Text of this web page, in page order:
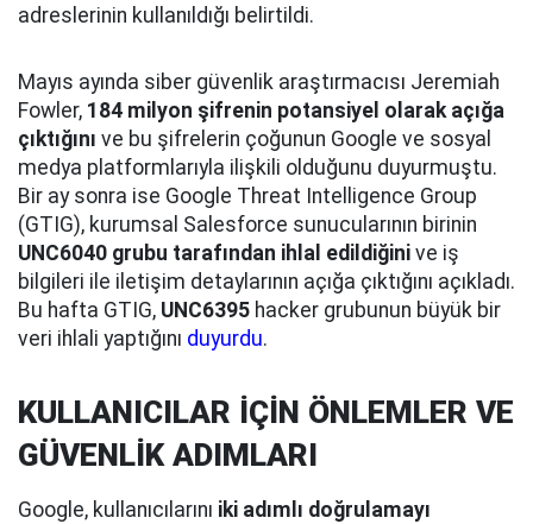
adreslerinin kullanıldığı belirtildi.
Mayıs ayında siber güvenlik araştırmacısı Jeremiah
Fowler, 184 milyon şifrenin potansiyel olarak açığa
çıktığını ve bu şifrelerin çoğunun Google ve sosyal
medya platformlarıyla ilişkili olduğunu duyurmuştu.
Bir ay sonra ise Google Threat Intelligence Group
(GTIG), kurumsal Salesforce sunucularının birinin
UNC6040 grubu tarafından ihlal edildiğini ve iş
bilgileri ile iletişim detaylarının açığa çıktığını açıkladı.
Bu hafta GTIG, UNC6395 hacker grubunun büyük bir
veri ihlali yaptığını duyurdu.
KULLANICILAR İÇİN ÖNLEMLER VE
GÜVENLİK ADIMLARI
Google, kullanıcılarını iki adımlı doğrulamayı